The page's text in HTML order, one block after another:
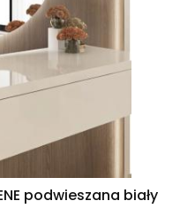
podwieszana biały